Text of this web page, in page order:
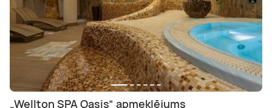
„Wellton SPA Oasis“ apmeklējums